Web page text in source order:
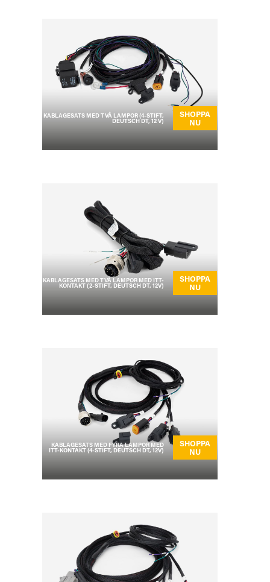
KABLAGESATS MED TVÅ LAMPOR (4-STIFT,
DEUTSCH DT, 12 V)
SHOPPA
NU
KABLAGESATS MED TVÅ LAMPOR MED ITT-
KONTAKT (2-STIFT, DEUTSCH DT, 12V)
SHOPPA
NU
KABLAGESATS MED FYRA LAMPOR MED
ITT-KONTAKT (4-STIFT, DEUTSCH DT, 12V)
SHOPPA
NU